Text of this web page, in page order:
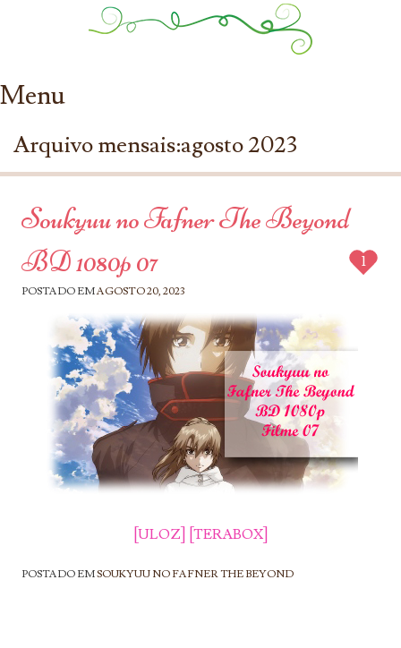
Menu
Ir para conteúdo
Arquivo mensais:agosto 2023
Soukyuu no Fafner The Beyond
BD 1080p 07
POSTADO EMAGOSTO 20, 2023
1
[ULOZ] [TERABOX]
POSTADO EMSOUKYUU NO FAFNER THE BEYOND